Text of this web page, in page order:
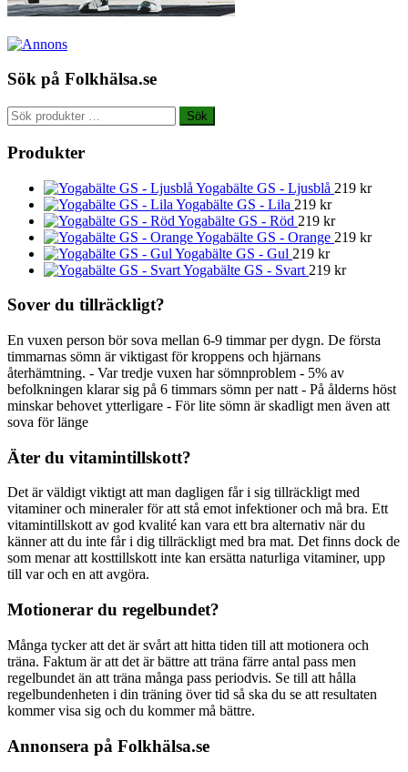
Sök på Folkhälsa.se
Sök
efter:
Sök
Produkter
Yogabälte GS - Ljusblå 219 kr
Yogabälte GS - Lila 219 kr
Yogabälte GS - Röd 219 kr
Yogabälte GS - Orange 219 kr
Yogabälte GS - Gul 219 kr
Yogabälte GS - Svart 219 kr
Sover du tillräckligt?
En vuxen person bör sova mellan 6-9 timmar per dygn. De första
timmarnas sömn är viktigast för kroppens och hjärnans
återhämtning. - Var tredje vuxen har sömnproblem - 5% av
befolkningen klarar sig på 6 timmars sömn per natt - På ålderns höst
minskar behovet ytterligare - För lite sömn är skadligt men även att
sova för länge
Äter du vitamintillskott?
Det är väldigt viktigt att man dagligen får i sig tillräckligt med
vitaminer och mineraler för att stå emot infektioner och må bra. Ett
vitamintillskott av god kvalité kan vara ett bra alternativ när du
känner att du inte får i dig tillräckligt med bra mat. Det finns dock de
som menar att kosttillskott inte kan ersätta naturliga vitaminer, upp
till var och en att avgöra.
Motionerar du regelbundet?
Många tycker att det är svårt att hitta tiden till att motionera och
träna. Faktum är att det är bättre att träna färre antal pass men
regelbundet än att träna många pass periodvis. Se till att hålla
regelbundenheten i din träning över tid så ska du se att resultaten
kommer visa sig och du kommer må bättre.
Annonsera på Folkhälsa.se